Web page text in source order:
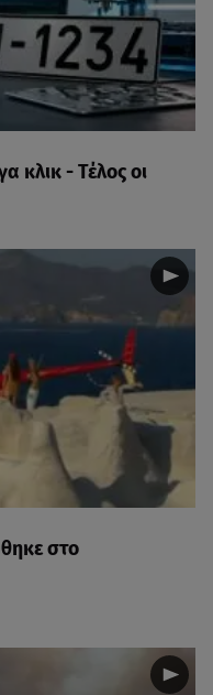
κλικ - Τέλος οι
στο